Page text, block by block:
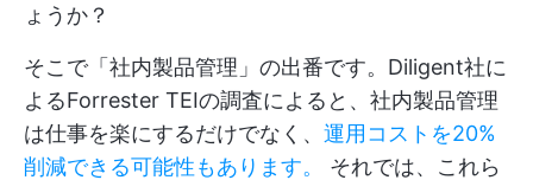
ょうか？
そこで「社内製品管理」の出番です。Diligent社に
よるForrester TEIの調査によると、社内製品管理
は仕事を楽にするだけでなく、 運用コストを20%
削減できる可能性もあります。
それでは、これら